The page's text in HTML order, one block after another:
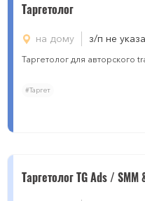
Таргетолог
на дому з/п не
Таргетолог для авторского
#Таргет
Таргетолог TG Ads /